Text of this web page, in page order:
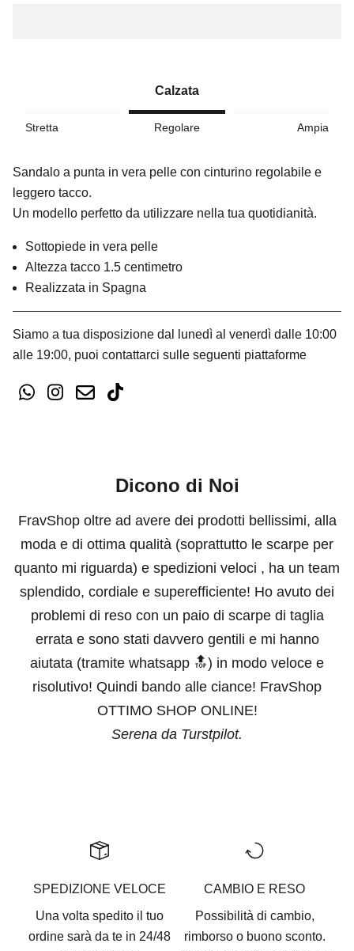
Calzata
Stretta Regolare Ampia
Sandalo a punta in vera pelle con cinturino regolabile e
leggero tacco.
Un modello perfetto da utilizzare nella tua quotidianità.
Sottopiede in vera pelle
Altezza tacco 1.5 centimetro
Realizzata in Spagna
Siamo a tua disposizione dal lunedì al venerdì dalle 10:00
alle 19:00, puoi contattarci sulle seguenti piattaforme
Dicono di Noi
FravShop oltre ad avere dei prodotti bellissimi, alla
moda e di ottima qualità (soprattutto le scarpe per
quanto mi riguarda) e spedizioni veloci , ha un team
splendido, cordiale e superefficiente! Ho avuto dei
problemi di reso con un paio di scarpe di taglia
errata e sono stati davvero gentili e mi hanno
aiutata (tramite whatsapp 🔝) in modo veloce e
risolutivo! Quindi bando alle ciance! FravShop
OTTIMO SHOP ONLINE!
Serena da Turstpilot.
SPEDIZIONE VELOCE
Una volta spedito il tuo
ordine sarà da te in 24/48
CAMBIO E RESO
Possibilità di cambio,
rimborso o buono sconto.